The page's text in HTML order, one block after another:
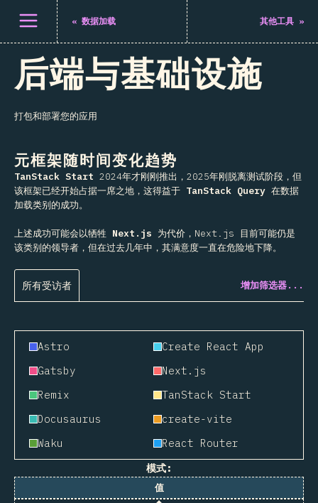
打开菜单 « 数据加载 其他工具 »
后端与基础设施
打包和部署您的应用
元框架随时间变化趋势
TanStack Start 2024年才刚刚推出，2025年刚脱离测试阶段，但
该框架已经开始占据一席之地，这得益于 TanStack Query 在数据
加载类别的成功。
上述成功可能会以牺牲 Next.js 为代价，Next.js 目前可能仍是
该类别的领导者，但在过去几年中，其满意度一直在危险地下降。
所有受访者 增加筛选器...
Astro
Create React App
Gatsby
Next.js
Remix
TanStack Start
Docusaurus
create-vite
Waku
React Router
模式:
值